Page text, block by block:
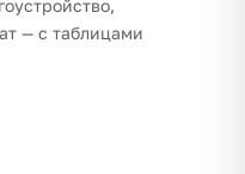
— с таблицами